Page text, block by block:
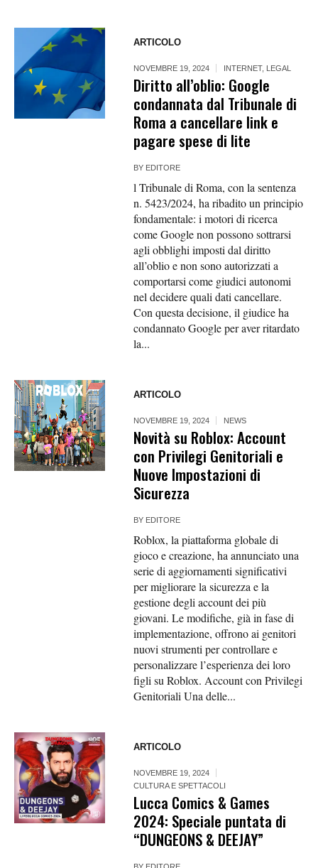
ARTICOLO
NOVEMBRE 19, 2024 INTERNET, LEGAL
Diritto all’oblio: Google
condannata dal Tribunale di
Roma a cancellare link e
pagare spese di lite
BY EDITORE
l Tribunale di Roma, con la sentenza
n. 5423/2024, ha ribadito un principio
fondamentale: i motori di ricerca
come Google non possono sottrarsi
agli obblighi imposti dal diritto
all’oblio e non sono autorizzati a
comportarsi come giudici autonomi
nel decidere quali dati cancellare.
Con questa decisione, il giudice ha
condannato Google per aver ritardato
la...
ARTICOLO
NOVEMBRE 19, 2024 NEWS
Novità su Roblox: Account
con Privilegi Genitoriali e
Nuove Impostazioni di
Sicurezza
BY EDITORE
Roblox, la piattaforma globale di
gioco e creazione, ha annunciato una
serie di aggiornamenti significativi
per migliorare la sicurezza e la
gestione degli account dei più
giovani. Le modifiche, già in fase di
implementazione, offrono ai genitori
nuovi strumenti per controllare e
personalizzare l’esperienza dei loro
figli su Roblox. Account con Privilegi
Genitoriali Una delle...
ARTICOLO
NOVEMBRE 19, 2024
CULTURA E SPETTACOLI
Lucca Comics & Games
2024: Speciale puntata di
“DUNGEONS & DEEJAY”